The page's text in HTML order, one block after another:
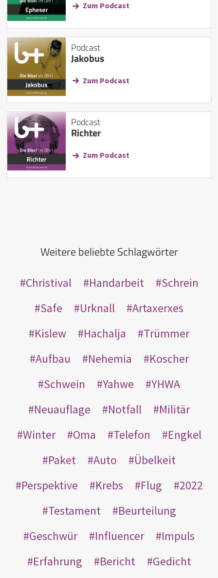
Zum Podcast
Podcast
Jakobus
Zum Podcast
Podcast
Richter
Zum Podcast
Weitere beliebte Schlagwörter
Christival Handarbeit
Schrein
Safe
Urknall
Artaxerxes
Kislew
Hachalja
Trümmer
Aufbau
Nehemia
Koscher
Schwein
Yahwe
YHWA
Neuauflage
Notfall
Militär
Winter
Oma Telefon
Engkel
Paket
Auto
Übelkeit
Perspektive
Krebs Flug
2022
Testament
Beurteilung
Geschwür
Influencer
Impuls
Erfahrung
Bericht
Gedicht